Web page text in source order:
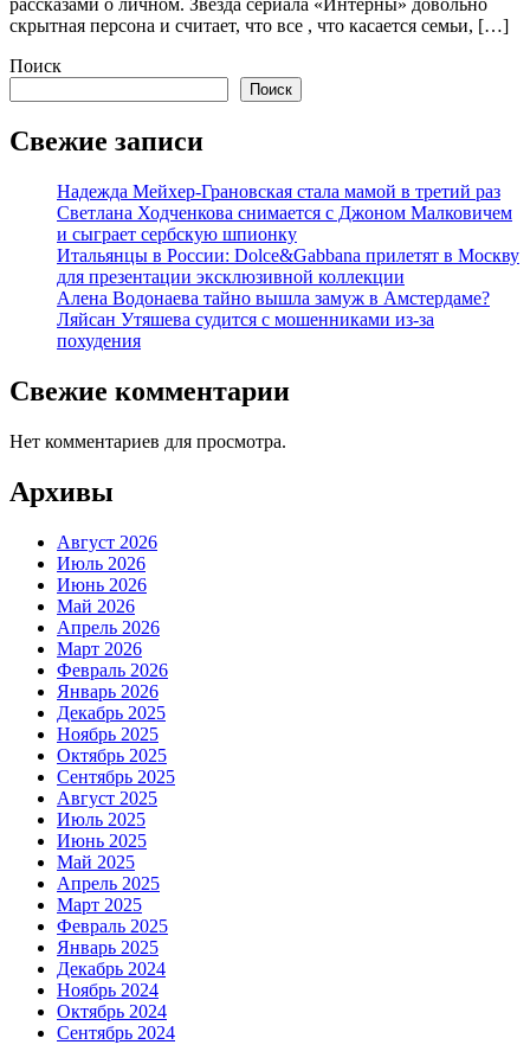
рассказами о личном. Звезда сериала «Интерны» довольно
скрытная персона и считает, что все , что касается семьи, […]
Поиск
Поиск
Свежие записи
Надежда Мейхер-Грановская стала мамой в третий раз
Светлана Ходченкова снимается с Джоном Малковичем
и сыграет сербскую шпионку
Итальянцы в России: Dolce&Gabbana прилетят в Москву
для презентации эксклюзивной коллекции
Алена Водонаева тайно вышла замуж в Амстердаме?
Ляйсан Утяшева судится с мошенниками из-за
похудения
Свежие комментарии
Нет комментариев для просмотра.
Архивы
Август 2026
Июль 2026
Июнь 2026
Май 2026
Апрель 2026
Март 2026
Февраль 2026
Январь 2026
Декабрь 2025
Ноябрь 2025
Октябрь 2025
Сентябрь 2025
Август 2025
Июль 2025
Июнь 2025
Май 2025
Апрель 2025
Март 2025
Февраль 2025
Январь 2025
Декабрь 2024
Ноябрь 2024
Октябрь 2024
Сентябрь 2024